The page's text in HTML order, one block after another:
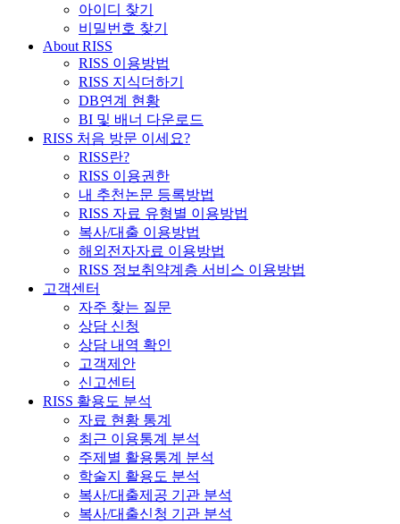
아이디 찾기
비밀번호 찾기
About RISS
RISS 이용방법
RISS 지식더하기
DB연계 현황
BI 및 배너 다운로드
RISS 처음 방문 이세요?
RISS란?
RISS 이용권한
내 추천논문 등록방법
RISS 자료 유형별 이용방법
복사/대출 이용방법
해외전자자료 이용방법
RISS 정보취약계층 서비스 이용방법
고객센터
자주 찾는 질문
상담 신청
상담 내역 확인
고객제안
신고센터
RISS 활용도 분석
자료 현황 통계
최근 이용통계 분석
주제별 활용통계 분석
학술지 활용도 분석
복사/대출제공 기관 분석
복사/대출신청 기관 분석